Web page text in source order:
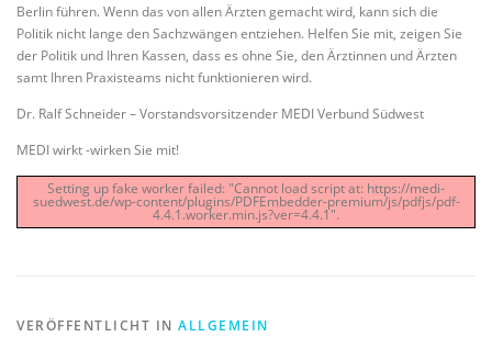
Berlin führen. Wenn das von allen Ärzten gemacht wird, kann sich die
Politik nicht lange den Sachzwängen entziehen. Helfen Sie mit, zeigen Sie
der Politik und Ihren Kassen, dass es ohne Sie, den Ärztinnen und Ärzten
samt Ihren Praxisteams nicht funktionieren wird.
Dr. Ralf Schneider – Vorstandsvorsitzender MEDI Verbund Südwest
MEDI wirkt -wirken Sie mit!
Setting up fake worker failed: "Cannot load script at: https://medi-
suedwest.de/wp-content/plugins/PDFEmbedder-premium/js/pdfjs/pdf-
4.4.1.worker.min.js?ver=4.4.1".
VERÖFFENTLICHT IN ALLGEMEIN